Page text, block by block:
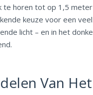
te horen tot op 1,5
keuze voor een
licht – en in het
Van